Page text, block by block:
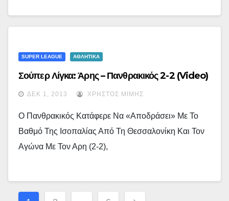
SUPER LEAGUE ΑΘΛΗΤΙΚΑ
Σούπερ Λίγκα: Άρης – Πανθρακικός 2-2 (video)
ΔΕΚ 1, 2013 ΧΡΉΣΤΟΣ ΜΊΜΗΣ
Ο Πανθρακικός Κατάφερε Να «αποδράσει» Με Το
Βαθμό Της Ισοπαλίας Από Τη Θεσσαλονίκη Και Τον
Αγώνα Με Τον Αρη (2-2),